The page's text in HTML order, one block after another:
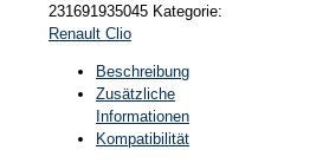
231691935045 Kategorie:
Renault Clio
Beschreibung
Zusätzliche
Informationen
Kompatibilität